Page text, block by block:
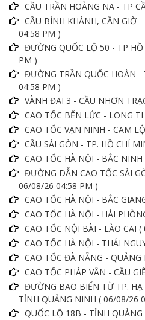
CẦU TRẦN HOÀNG NA - TP
CẦU BÌNH KHÁNH, CẦN GIỜ
04:58 PM )
ĐƯỜNG QUỐC LỘ 50 - TP
PM )
ĐƯỜNG TRẦN QUỐC HOÀN
04:58 PM )
VÀNH ĐAI 3 - CẦU NHƠN
CAO TỐC BẾN LỨC - LONG
CAO TỐC VẠN NINH - CAM
CẦU SÀI GÒN - TP. HỒ CHÍ
CAO TỐC HÀ NỘI - BẮC
ĐƯỜNG DẪN CAO TỐC SÀI
06/08/26 04:58 PM )
CAO TỐC HÀ NỘI - BẮC
CAO TỐC HÀ NỘI - HẢI
CAO TỐC NỘI BÀI - LÀO CAI
CAO TỐC HÀ NỘI - THÁI
CAO TỐC ĐÀ NẴNG -
CAO TỐC PHÁP VÂN - CẦU
ĐƯỜNG BAO BIỂN TỪ TP.
TỈNH QUẢNG NINH ( 06/08/26
QUỐC LỘ 18B - TỈNH